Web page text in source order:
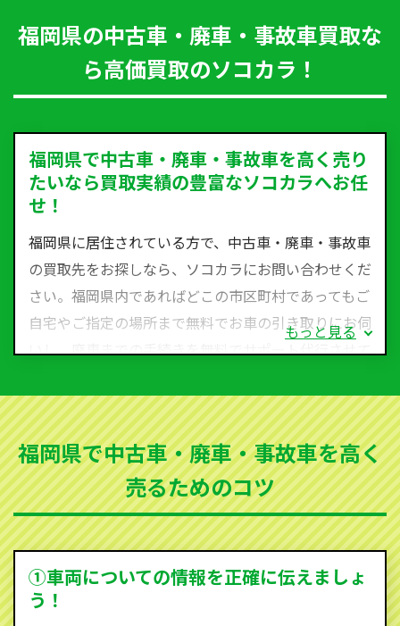
福岡県の中古車・廃車・事故車買取な
ら高価買取のソコカラ！
福岡県で中古車・廃車・事故車を高く売り
たいなら買取実績の豊富なソコカラへお任
せ！
福岡県に居住されている方で、中古車・廃車・事故車
の買取先をお探しなら、ソコカラにお問い合わせくだ
さい。福岡県内であればどこの市区町村であってもご
自宅やご指定の場所まで無料でお車の引き取りにお伺
いし、廃車までの手続きを無料でサポート代行させて
など動かない車、水害車、不動車、乗らなくなってし
まった車、車検が切れて動かすことができない車でも
買取可能です。
ソコカラは世界１１０か国に独自の販売ネットワーク
を持ち、国内に自社物流網、自社ヤードをもっている
ため、中間マージンがかかりません。だから高価買取
を実現し、お客様に利益を還元することができるので
す。
もっと見る
福岡県で中古車・廃車・事故車を高く
売るためのコツ
①車両についての情報を正確に伝えましょ
う！